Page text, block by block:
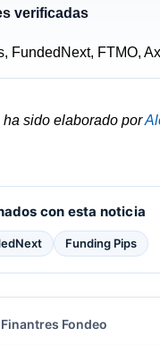
FundedNext, FTMO,
sido elaborado por
con esta noticia
Funding Pips
Finantres Fondeo